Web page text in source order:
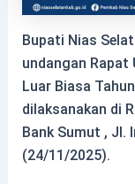
Bupati Nias
undangan Rapat
Luar Biasa
dilaksanakan di
Bank Sumut , Jl.
(24/11/2025).